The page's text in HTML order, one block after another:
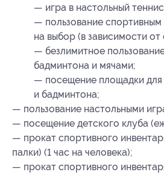
— игра в настольный
— пользование спортивным
на выбор (в зависимости от
— безлимитное
бадминтона и мячами;
— посещение площадки для
и бадминтона;
— пользование настольными
— посещение детского клуба
— прокат спортивного
палки) (1 час на человека);
— прокат спортивного